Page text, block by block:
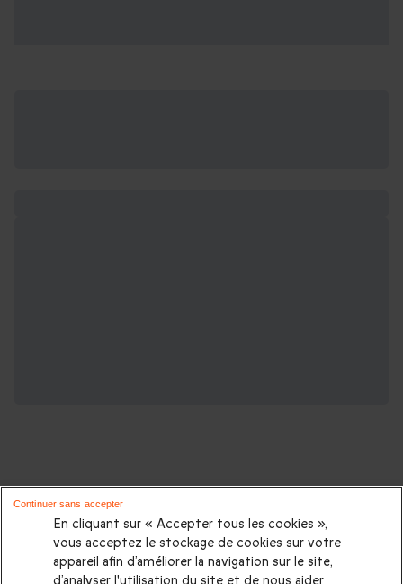
D'autres idées de séjours insolites :
Nuit insolite| Cabane dans les arbres|Dormir dans une
En cliquant sur « Accepter tous les cookies »,
vous acceptez le stockage de cookies sur votre
appareil afin d’améliorer la navigation sur le site,
Continuer sans accepter